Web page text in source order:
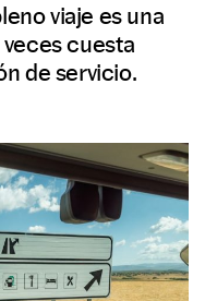
viaje es una
cuesta
de servicio.